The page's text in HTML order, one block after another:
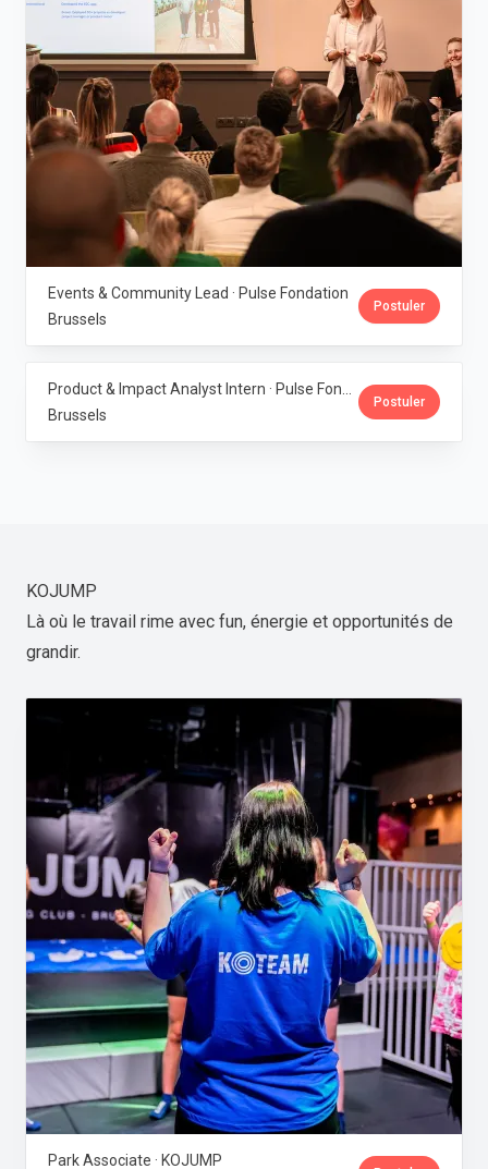
Events & Community Lead · Pulse Fondation
Brussels
Postuler
Brussels
Postuler
KOJUMP
Là où le travail rime avec fun, énergie et opportunités de
grandir.
Park Associate · KOJUMP